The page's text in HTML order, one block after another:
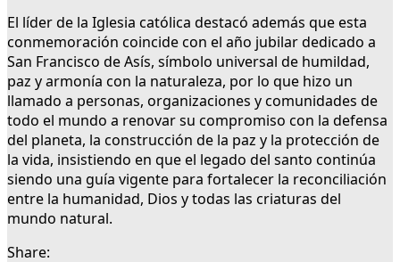
El líder de la Iglesia católica destacó además que esta
conmemoración coincide con el año jubilar dedicado a
San Francisco de Asís, símbolo universal de humildad,
paz y armonía con la naturaleza, por lo que hizo un
llamado a personas, organizaciones y comunidades de
todo el mundo a renovar su compromiso con la defensa
del planeta, la construcción de la paz y la protección de
la vida, insistiendo en que el legado del santo continúa
siendo una guía vigente para fortalecer la reconciliación
entre la humanidad, Dios y todas las criaturas del
mundo natural.
Share: